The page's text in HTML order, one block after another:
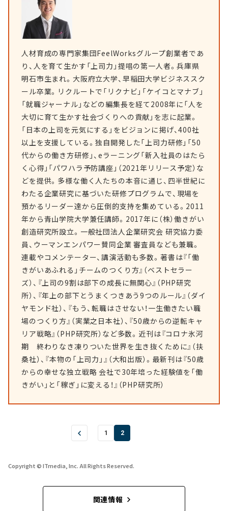
人材育成の専門家集団FeelWorksグループ創業者であ
り、人を育て生かす「上司力」提唱の第一人者。兵庫県
明石市生まれ。大阪府立大学、早稲田大学ビジネススク
ール卒業。リクルートで「リクナビ」「ケイコとマナブ」
「就職ジャーナル」などの編集長を経て2008年に「人を
大切に育て生かす社会づくりへの貢献」を志に起業。
「日本の上司を元気にする」をビジョンに掲げ、400社
以上を支援している。独自開発した「上司力研修」「50
代からの働き方研修」、eラーニング「新入社員のはたら
く心得」「パワハラ予防講座」（2021年リリース予定）な
どを提供。多様な働く人たちの本音に通じ、四半世紀に
わたる企業研究に基づいた研修プログラムで、現場を
預かるリーダー達から圧倒的支持を集めている。2011
年から青山学院大学兼任講師。2017年に（株）働きがい
創造研究所設立。一般社団法人企業研究会 研究協力委
員、ウーマンエンパワー賛同企業 審査員なども兼職。
連載やコメンテーター、講演活動も多数。著書は『「働
きがいあふれる」チームのつくり方』（ベストセラー
ズ）、『上司の9割は部下の成長に無関心』（PHP研究
所）、『年上の部下とうまくつきあう9つのルール』（ダイ
ヤモンド社）、『もう、転職はさせない！一生働きたい職
場のつくり方』（実業之日本社）、『50歳からの逆転キャ
リア戦略』（PHP研究所）など多数。近刊は『コロナ氷河
期 終わりなき凍りついた世界を生き抜くために』（扶
桑社）、『本物の「上司力」』（大和出版）。最新刊は『50歳
からの幸せな独立戦略 会社で30年培った経験値を「働
きがい」と「稼ぎ」に変える！』（PHP研究所）
1 2
Copyright © ITmedia, Inc. All Rights Reserved.
関連情報